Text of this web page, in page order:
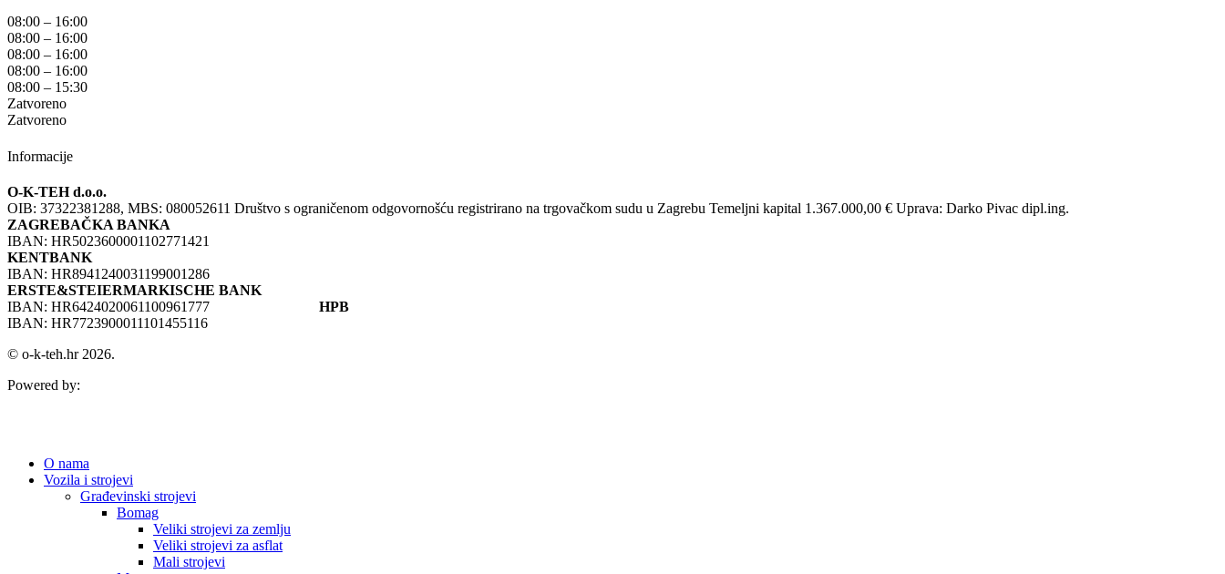
08:00 – 16:00
08:00 – 16:00
08:00 – 16:00
08:00 – 16:00
08:00 – 15:30
Zatvoreno
Zatvoreno
Informacije
O-K-TEH d.o.o.
OIB: 37322381288, MBS: 080052611 Društvo s ograničenom odgovornošću registrirano na trgovačkom sudu u Zagrebu Temeljni kapital 1.367.000,00 € Uprava: Darko Pivac dipl.ing.
ZAGREBAČKA BANKA
IBAN: HR5023600001102771421
KENTBANK
IBAN: HR8941240031199001286
ERSTE&STEIERMARKISCHE BANK
IBAN: HR6424020061100961777 HPB
IBAN: HR7723900011101455116
© o-k-teh.hr 2026.
Powered by:
O nama
Vozila i strojevi
Građevinski strojevi
Bomag
Veliki strojevi za zemlju
Veliki strojevi za asflat
Mali strojevi